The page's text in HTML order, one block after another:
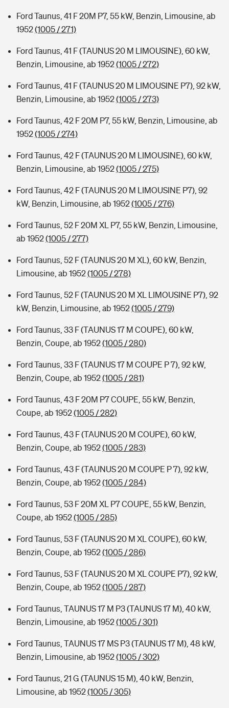
Ford Taunus, 41 F 20M P7, 55 kW, Benzin, Limousine, ab
1952(1005 / 271)
Ford Taunus, 41 F (TAUNUS 20 M LIMOUSINE), 60 kW,
Benzin, Limousine, ab 1952(1005 / 272)
Ford Taunus, 41 F (TAUNUS 20 M LIMOUSINE P7), 92 kW,
Benzin, Limousine, ab 1952(1005 / 273)
Ford Taunus, 42 F 20M P7, 55 kW, Benzin, Limousine, ab
1952(1005 / 274)
Ford Taunus, 42 F (TAUNUS 20 M LIMOUSINE), 60 kW,
Benzin, Limousine, ab 1952(1005 / 275)
Ford Taunus, 42 F (TAUNUS 20 M LIMOUSINE P7), 92
kW, Benzin, Limousine, ab 1952(1005 / 276)
Ford Taunus, 52 F 20M XL P7, 55 kW, Benzin, Limousine,
ab 1952(1005 / 277)
Ford Taunus, 52 F (TAUNUS 20 M XL), 60 kW, Benzin,
Limousine, ab 1952(1005 / 278)
Ford Taunus, 52 F (TAUNUS 20 M XL LIMOUSINE P7), 92
kW, Benzin, Limousine, ab 1952(1005 / 279)
Ford Taunus, 33 F (TAUNUS 17 M COUPE), 60 kW,
Benzin, Coupe, ab 1952(1005 / 280)
Ford Taunus, 33 F (TAUNUS 17 M COUPE P 7), 92 kW,
Benzin, Coupe, ab 1952(1005 / 281)
Ford Taunus, 43 F 20M P7 COUPE, 55 kW, Benzin,
Coupe, ab 1952(1005 / 282)
Ford Taunus, 43 F (TAUNUS 20 M COUPE), 60 kW,
Benzin, Coupe, ab 1952(1005 / 283)
Ford Taunus, 43 F (TAUNUS 20 M COUPE P 7), 92 kW,
Benzin, Coupe, ab 1952(1005 / 284)
Ford Taunus, 53 F 20M XL P7 COUPE, 55 kW, Benzin,
Coupe, ab 1952(1005 / 285)
Ford Taunus, 53 F (TAUNUS 20 M XL COUPE), 60 kW,
Benzin, Coupe, ab 1952(1005 / 286)
Ford Taunus, 53 F (TAUNUS 20 M XL COUPE P7), 92 kW,
Benzin, Coupe, ab 1952(1005 / 287)
Ford Taunus, TAUNUS 17 M P3 (TAUNUS 17 M), 40 kW,
Benzin, Limousine, ab 1952(1005 / 301)
Ford Taunus, TAUNUS 17 MS P3 (TAUNUS 17 M), 48 kW,
Benzin, Limousine, ab 1952(1005 / 302)
Ford Taunus, 21 G (TAUNUS 15 M), 40 kW, Benzin,
Limousine, ab 1952(1005 / 305)